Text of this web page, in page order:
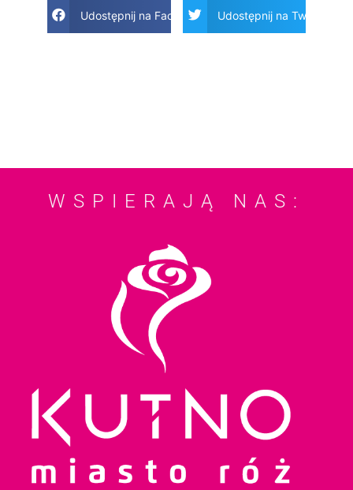
Udostępnij na Facebook Udostępnij na Twitter
WSPIERAJĄ NAS: